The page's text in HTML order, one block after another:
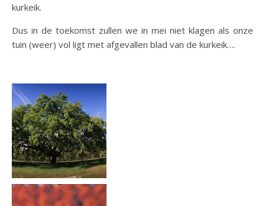
kurkeik.
Dus in de toekomst zullen we in mei niet klagen als onze
tuin (weer) vol ligt met afgevallen blad van de kurkeik….